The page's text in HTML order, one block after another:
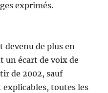
exprimés.
devenu de plus en
un écart de voix de
de 2002, sauf
toutes les